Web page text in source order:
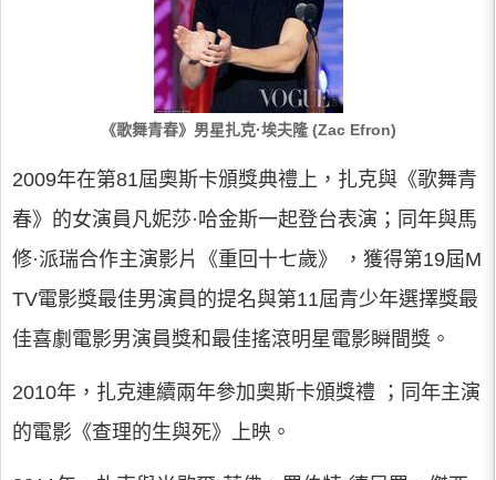
《歌舞青春》男星扎克·埃夫隆 (Zac Efron)
2009年在第81屆奧斯卡頒獎典禮上，扎克與《歌舞青
春》的女演員凡妮莎·哈金斯一起登台表演；同年與馬
修·派瑞合作主演影片《重回十七歲》 ，獲得第19屆M
TV電影獎最佳男演員的提名與第11屆青少年選擇獎最
佳喜劇電影男演員獎和最佳搖滾明星電影瞬間獎。
2010年，扎克連續兩年參加奧斯卡頒獎禮 ；同年主演
的電影《查理的生與死》上映。